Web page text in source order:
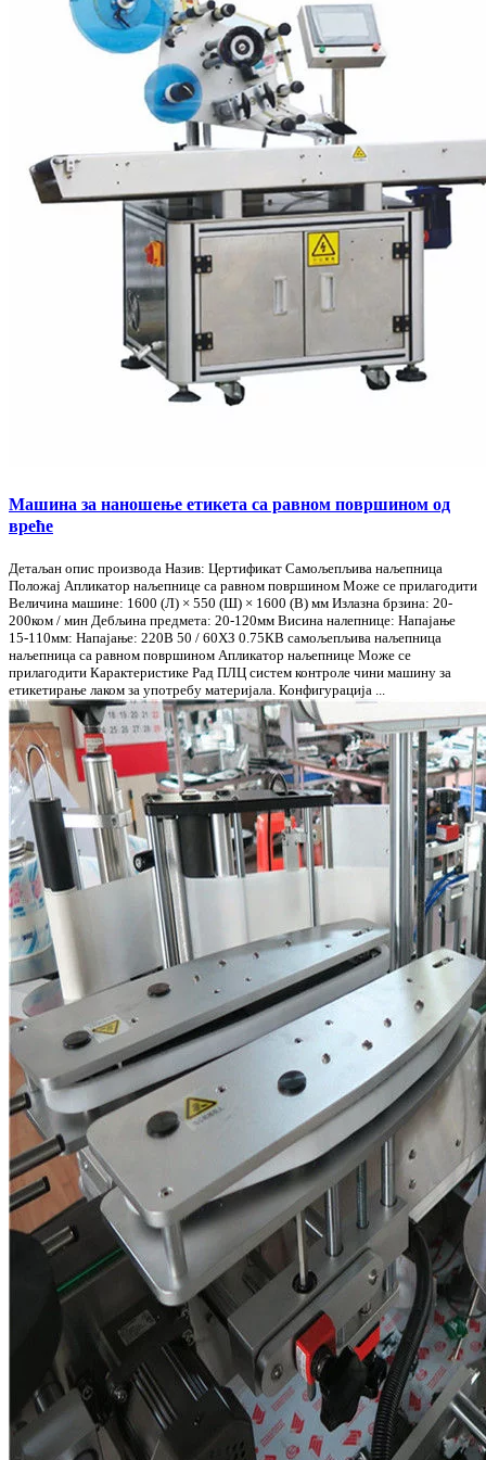
Машина за наношење етикета са равном површином од
вреће
Детаљан опис производа Назив: Цертификат Самољепљива наљепница
Положај Апликатор наљепнице са равном површином Може се прилагодити
Величина машине: 1600 (Л) × 550 (Ш) × 1600 (В) мм Излазна брзина: 20-
200ком / мин Дебљина предмета: 20-120мм Висина налепнице: Напајање
15-110мм: Напајање: 220В 50 / 60ХЗ 0.75КВ самољепљива наљепница
наљепница са равном површином Апликатор наљепнице Може се
прилагодити Карактеристике Рад ПЛЦ систем контроле чини машину за
етикетирање лаком за употребу материјала. Конфигурација ...